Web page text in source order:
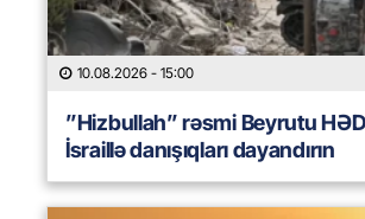
10.08.2026 - 15:00
”Hizbullah” rəsmi Beyrutu
İsraillə danışıqları dayandırın